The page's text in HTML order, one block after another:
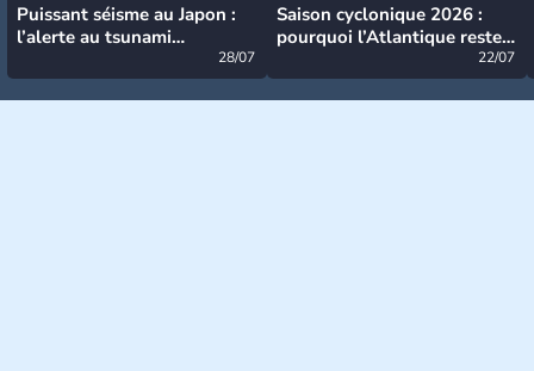
Puissant séisme au Japon :
l’alerte au tsunami
28/07
Saison cyclonique 2026 :
pourquoi l’Atlantique reste
22/07